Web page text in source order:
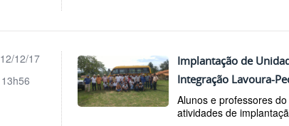
Implantação de
Integração Lavoura-
Alunos e professores
atividades de
12/12/17
13h56